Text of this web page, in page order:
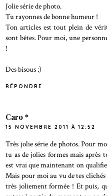
Jolie série de photo.
Tu rayonnes de bonne humeur !
Ton articles est tout plein de
sont bêtes. Pour moi, une
!
Des bisous :)
RÉPONDRE
Caro *
15 NOVEMBRE 2011 À 12:52
Très jolie série de photos. Pour
tu as de jolies formes mais après
est vrai que maintenant on
Mais pour moi au vu de tes
très joliement formée ! Et puis,